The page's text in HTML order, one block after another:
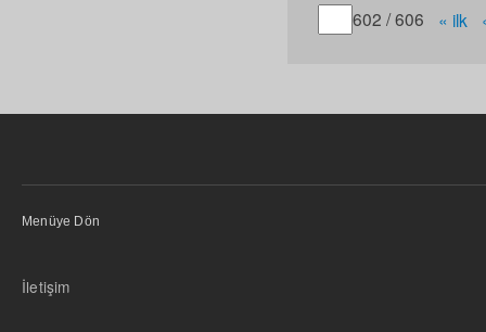
Gitmek istediğiniz
602 / 606 « ilk
Menüye Dön
İletişim